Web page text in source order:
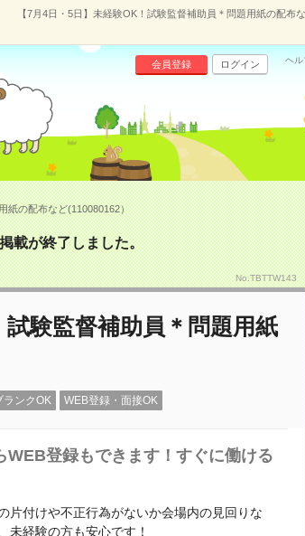
【7月4日・5日】未経験OK！試験監督補助員＊問題用紙の配布
会員登録 ログイン ヘル
紙の配布など(110080162）
載が終了しました。
No.TBTTW143
試験監督補助員＊問題用紙
ランクOK WEB登録・面接OK
登録もできます！すぐに働ける
片付けや不正行為がないか会場内の見回りな
未経験の方も安心です！